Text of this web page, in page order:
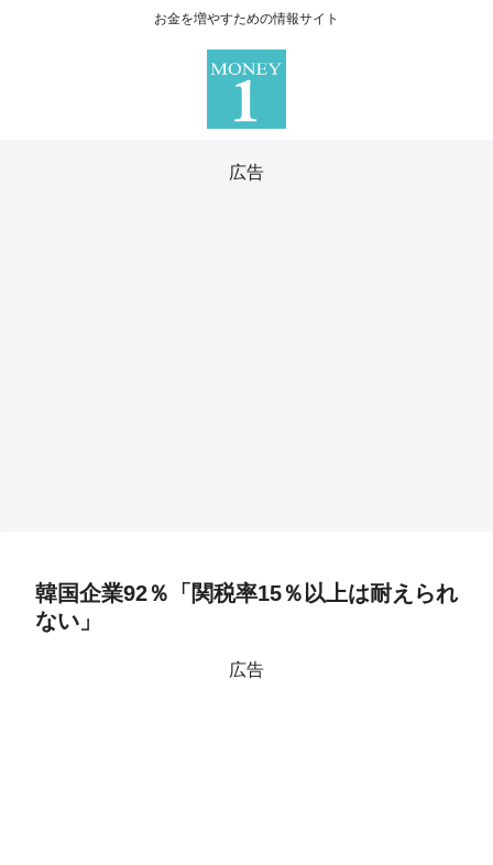
お金を増やすための情報サイト
広告
韓国企業92％「関税率15％以上は耐えられ
ない」
広告